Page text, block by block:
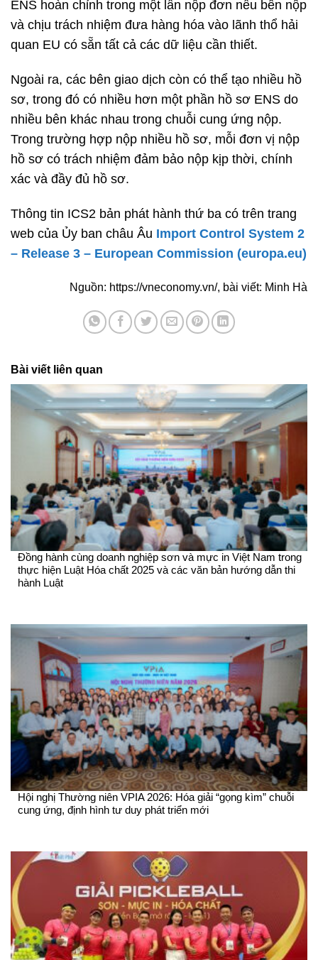
ENS hoàn chỉnh trong một lần nộp đơn nếu bên nộp
và chịu trách nhiệm đưa hàng hóa vào lãnh thổ hải
quan EU có sẵn tất cả các dữ liệu cần thiết.
Ngoài ra, các bên giao dịch còn có thể tạo nhiều hồ
sơ, trong đó có nhiều hơn một phần hồ sơ ENS do
nhiều bên khác nhau trong chuỗi cung ứng nộp.
Trong trường hợp nộp nhiều hồ sơ, mỗi đơn vị nộp
hồ sơ có trách nhiệm đảm bảo nộp kịp thời, chính
xác và đầy đủ hồ sơ.
Thông tin ICS2 bản phát hành thứ ba có trên trang
web của Ủy ban châu Âu Import Control System 2
– Release 3 – European Commission (europa.eu)
Nguồn: https://vneconomy.vn/, bài viết: Minh Hà
Bài viết liên quan
Đồng hành cùng doanh nghiệp sơn và mực in Việt Nam trong
thực hiện Luật Hóa chất 2025 và các văn bản hướng dẫn thi
hành Luật
Hội nghị Thường niên VPIA 2026: Hóa giải “gọng kìm” chuỗi
cung ứng, định hình tư duy phát triển mới